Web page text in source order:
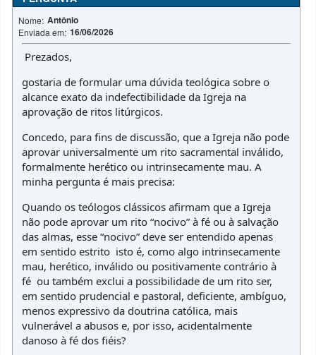
Nome: Antônio
Enviada em: 16/06/2026
Prezados,
gostaria de formular uma dúvida teológica sobre o
alcance exato da indefectibilidade da Igreja na
aprovação de ritos litúrgicos.
Concedo, para fins de discussão, que a Igreja não pode
aprovar universalmente um rito sacramental inválido,
formalmente herético ou intrinsecamente mau. A
minha pergunta é mais precisa:
Quando os teólogos clássicos afirmam que a Igreja
não pode aprovar um rito “nocivo” à fé ou à salvação
das almas, esse “nocivo” deve ser entendido apenas
em sentido estrito isto é, como algo intrinsecamente
mau, herético, inválido ou positivamente contrário à
fé ou também exclui a possibilidade de um rito ser,
em sentido prudencial e pastoral, deficiente, ambíguo,
menos expressivo da doutrina católica, mais
vulnerável a abusos e, por isso, acidentalmente
danoso à fé dos fiéis?